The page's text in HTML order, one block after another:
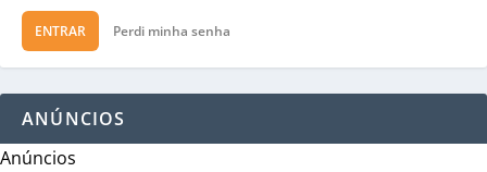
ENTRAR Perdi minha senha
ANÚNCIOS
Anúncios